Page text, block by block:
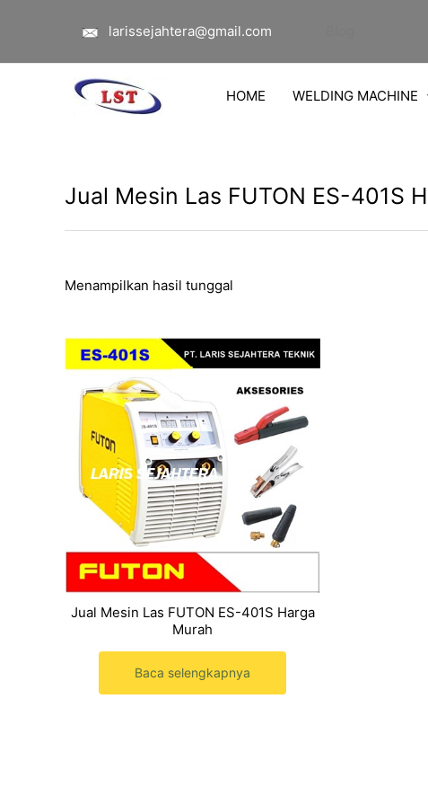
larissejahtera@gmail.com
HOME WELDING MACHINE
Jual Mesin Las FUTON ES-401S
Menampilkan hasil tunggal
Jual Mesin Las FUTON ES-401S Harga
Murah
Baca selengkapnya